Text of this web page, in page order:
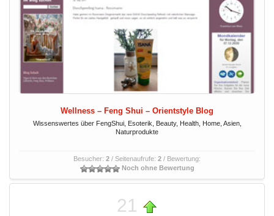
Wellness – Feng Shui – Orientstyle Blog
Wissenswertes über FengShui, Esoterik, Beauty, Health, Home, Asien,
Naturprodukte
Besucher: 2 / Seitenaufrufe: 2 / Bewertung:
Noch ohne Bewertung
21